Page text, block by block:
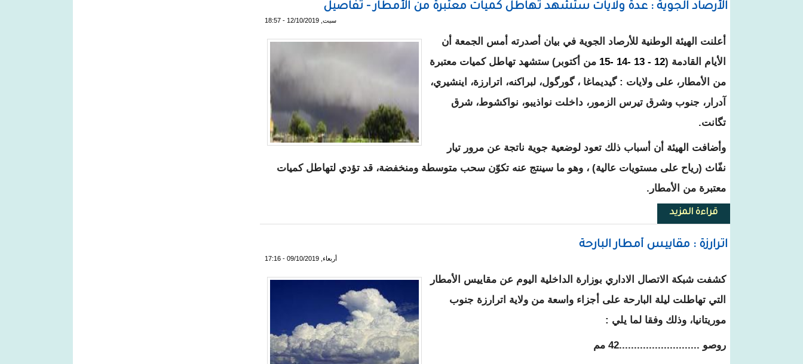
الأرصاد الجوية : عدة ولايات ستشهد تهاطل كميات معتبرة من الأمطار - تفاصيل
سبت, 12/10/2019 - 18:57
أعلنت الهيئة الوطنية للأرصاد الجوية في بيان أصدرته أمس الجمعة أن
الأيام القادمة (12 - 13 -14 -15
من أكتوبر) ستشهد تهاطل كميات معتبرة
من الأمطار، على ولايات : گيديماغا ، گورگول، لبراكنه، اترارزة، اينشيري،
آدرار، جنوب وشرق تيرس الزمور، داخلت نواذيبو، نواكشوط، شرق
تگانت.
وأضافت الهيئة أن أسباب ذلك تعود لوضعية جوية ناتجة عن مرور تيار
نفّاث (رياح على مستويات عالية) ، وهو ما سينتج عنه تكوّن سحب متوسطة ومنخفضة، قد تؤدي لتهاطل كميات
معتبرة من الأمطار.
قراءة المزيدحول الأرصاد الجوية : عدة ولايات ستشهد تهاطل كميات معتبرة من الأمطار - تفاصيل
اترارزة : مقاييس أمطار البارحة
أربعاء, 09/10/2019 - 17:16
كشفت شبكة الاتصال الاداري بوزارة الداخلية اليوم عن مقاييس الأمطار
التي تهاطلت ليلة البارحة على أجزاء واسعة من ولاية اترارزة جنوب
موريتانيا، وذلك وفقا لما يلي :
روصو ...........................42 مم